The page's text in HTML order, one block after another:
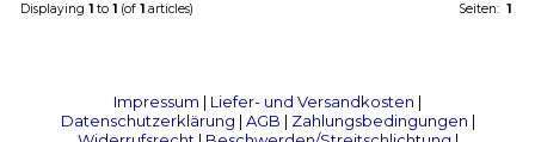
Displaying 1 to 1 (of 1 articles) Seiten: 1
Impressum | Liefer- und Versandkosten |
Datenschutzerklärung | AGB | Zahlungsbedingungen |